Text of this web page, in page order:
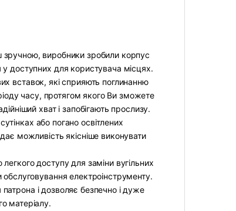
виробники зробили корпус
у доступних для користувача місцях.
вставок, які сприяють поглинанню
часу, протягом якого Ви зможете
хват і запобігають прослизу.
або погано освітлених
можливість якісніше виконувати
доступу для заміни вугільних
електроінструменту.
і дозволяє безпечно і дуже
матеріалу.